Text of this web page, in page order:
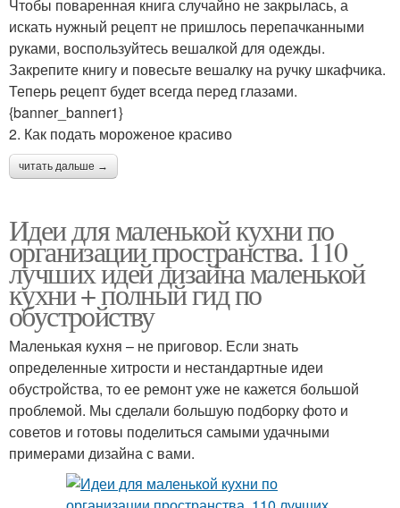
Чтобы поваренная книга случайно не закрылась, а
искать нужный рецепт не пришлось перепачканными
руками, воспользуйтесь вешалкой для одежды.
Закрепите книгу и повесьте вешалку на ручку шкафчика.
Теперь рецепт будет всегда перед глазами.
{banner_banner1}
2. Как подать мороженое красиво
читать дальше →
Идеи для маленькой кухни по
организации пространства. 110
лучших идей дизайна маленькой
кухни + полный гид по
обустройству
Маленькая кухня – не приговор. Если знать
определенные хитрости и нестандартные идеи
обустройства, то ее ремонт уже не кажется большой
проблемой. Мы сделали большую подборку фото и
советов и готовы поделиться самыми удачными
примерами дизайна с вами.